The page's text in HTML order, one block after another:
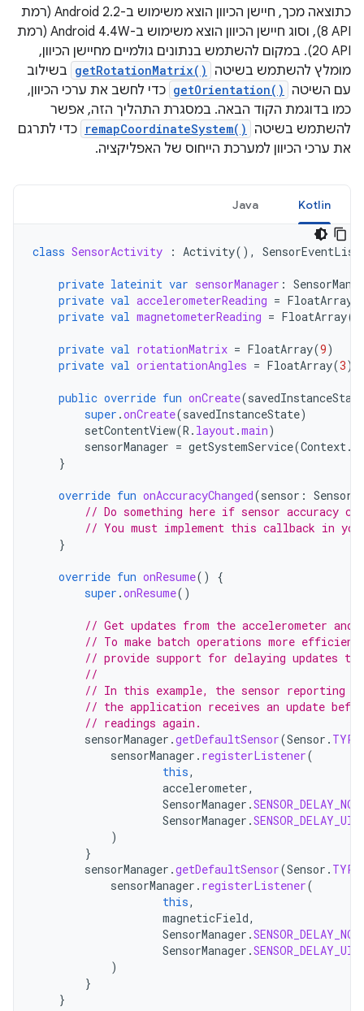
כתוצאה מכך, חיישן הכיוון הוצא משימוש ב-Android 2.2 (רמת
API‏ 8), וסוג חיישן הכיוון הוצא משימוש ב-Android 4.4W (רמת
API‏ 20). במקום להשתמש בנתונים גולמיים מחיישן הכיוון,
מומלץ להשתמש בשיטה
getRotationMatrix() בשילוב
עם השיטה
getOrientation() כדי לחשב את ערכי הכיוון,
כמו בדוגמת הקוד הבאה. במסגרת התהליך הזה, אפשר
להשתמש בשיטה
remapCoordinateSystem() כדי לתרגם
את ערכי הכיוון למערכת הייחוס של האפליקציה.
Kotlin
Java
class SensorActivity : Activity(),
private lateinit var sensorManager :
private val accelerometerReading = FloatArray
private val magnetometerReading = FloatArray(
private val rotationMatrix = FloatArray(9)
private val orientationAngles = FloatArray(3)
public override fun onCreate(savedInstanceState
super .onCreate(savedInstanceState)
setContentView(R . layout.main)
sensorManager = getSystemService(Context.
}
override fun onAccuracyChanged(sensor : Sensor
// Do something here if sensor accuracy
// You must implement this callback in
}
override fun onResume()
{
super .onResume()
// Get updates from the accelerometer and
// To make batch operations more efficient
// provide support for delaying updates
//
// In this example, the sensor reporting
// the application receives an update
// readings again.
sensorManager .getDefaultSensor(Sensor .
sensorManager . registerListener(
this,
accelerometer,
SensorManager .
SensorManager .SENSOR_DELAY_UI
)
}
sensorManager .getDefaultSensor(Sensor .
sensorManager . registerListener(
this,
magneticField,
SensorManager .
SensorManager .SENSOR_DELAY_UI
)
}
}